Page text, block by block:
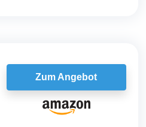
Zum Angebot